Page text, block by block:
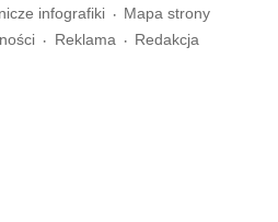
infografiki
Mapa strony
Reklama Redakcja